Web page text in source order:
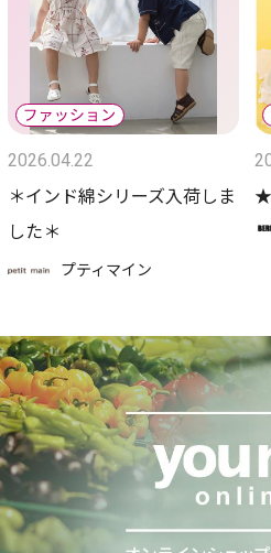
2026.04.22
＊インド綿シリーズ入荷しま
した＊
プティマイン
★